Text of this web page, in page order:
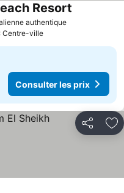
authentique
Resort
Centre-ville
Consulter les prix
Partager